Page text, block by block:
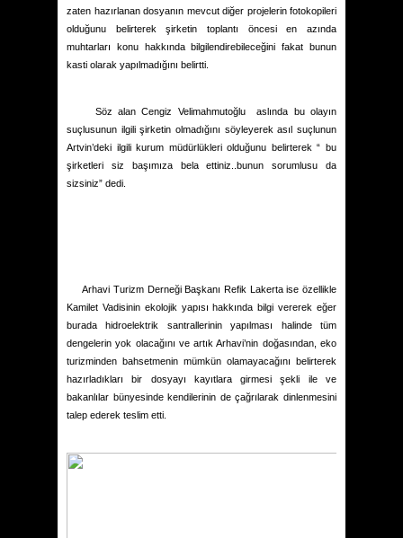
zaten hazırlanan dosyanın mevcut diğer projelerin fotokopileri
olduğunu belirterek şirketin toplantı öncesi en azında
muhtarları konu hakkında bilgilendirebileceğini fakat bunun
kasti olarak yapılmadığını belirtti.
Söz alan Cengiz Velimahmutoğlu
aslında bu olayın
suçlusunun ilgili şirketin olmadığını söyleyerek asıl suçlunun
Artvin’deki ilgili kurum müdürlükleri olduğunu belirterek “ bu
şirketleri siz başımıza bela ettiniz..bunun sorumlusu da
sizsiniz” dedi.
Arhavi Turizm Derneği Başkanı Refik Lakerta ise özellikle
Kamilet Vadisinin ekolojik yapısı hakkında bilgi vererek eğer
burada hidroelektrik santrallerinin yapılması halinde tüm
dengelerin yok olacağını ve artık Arhavi’nin doğasından, eko
turizminden bahsetmenin mümkün olamayacağını belirterek
hazırladıkları bir dosyayı kayıtlara girmesi şekli ile ve
bakanlılar bünyesinde kendilerinin de çağrılarak dinlenmesini
talep ederek teslim etti.